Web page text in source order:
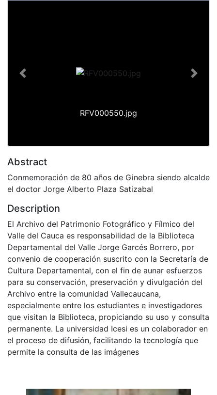
RFV000550.jpg
Previous Next
Abstract
Conmemoración de 80 años de Ginebra siendo alcalde
el doctor Jorge Alberto Plaza Satizabal
Description
El Archivo del Patrimonio Fotográfico y Fílmico del
Valle del Cauca es responsabilidad de la Biblioteca
Departamental del Valle Jorge Garcés Borrero, por
convenio de cooperación suscrito con la Secretaría de
Cultura Departamental, con el fin de aunar esfuerzos
para su conservación, preservación y divulgación del
Archivo entre la comunidad Vallecaucana,
especialmente entre los estudiantes e investigadores
que visitan la Biblioteca, propiciando su uso y consulta
permanente. La universidad Icesi es un colaborador en
el proceso de difusión, facilitando la tecnología que
permite la consulta de las imágenes